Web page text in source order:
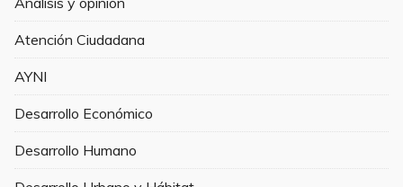
Atención Ciudadana
AYNI
Desarrollo Económico
Desarrollo Humano